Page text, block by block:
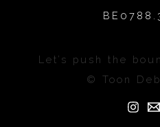
Let’s push the
© Toon